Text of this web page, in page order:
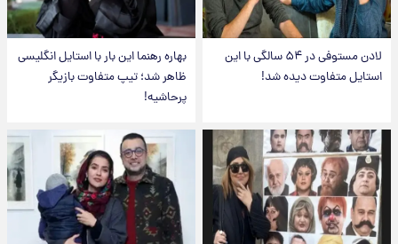
لادن مستوفی در ۵۴ سالگی با این
استایل متفاوت دیده شد!
بهاره رهنما این بار با استایل انگلیسی
ظاهر شد؛ تیپ متفاوت بازیگر
پرحاشیه!